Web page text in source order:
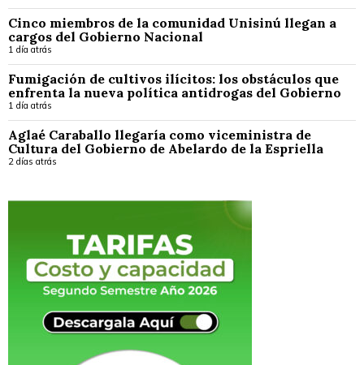
Cinco miembros de la comunidad Unisinú llegan a
cargos del Gobierno Nacional
1 día atrás
Fumigación de cultivos ilícitos: los obstáculos que
enfrenta la nueva política antidrogas del Gobierno
1 día atrás
Aglaé Caraballo llegaría como viceministra de
Cultura del Gobierno de Abelardo de la Espriella
2 días atrás